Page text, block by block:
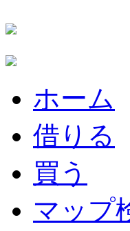
ホーム
借りる
買う
マップ